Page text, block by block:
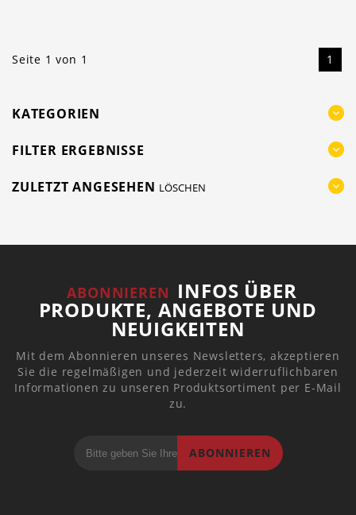
Seite 1 von 1 1
KATEGORIEN
FILTER ERGEBNISSE
ZULETZT ANGESEHEN LÖSCHEN
ABONNIEREN INFOS ÜBER
PRODUKTE, ANGEBOTE UND
NEUIGKEITEN
Mit dem Abonnieren unseres Newsletters, akzeptieren
Sie die regelmäßigen und jederzeit widerruflichbaren
Informationen zu unseren Produktsortiment per E-Mail
zu.
ABONNIEREN